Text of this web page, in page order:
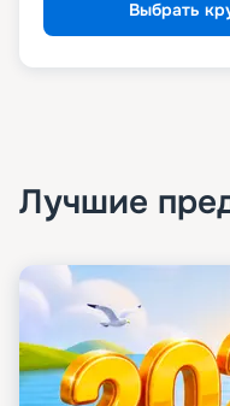
Выбрать
Лучшие